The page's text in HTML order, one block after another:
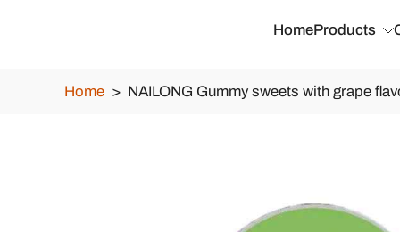
HomeProducts
Home > NAILONG Gummy sweets with grape